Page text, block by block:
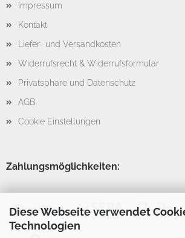
Diese Webseite verwendet
Technologien
Impressum
Kontakt
Liefer- und Versandkosten
Widerrufsrecht & Widerrufsformular
Privatsphäre und Datenschutz
AGB
Cookie Einstellungen
Zahlungsmöglichkeiten: